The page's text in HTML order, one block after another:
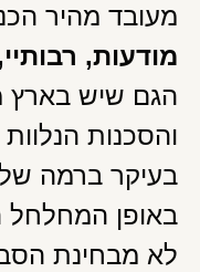
מעובד מהיר
מודעות,
הגם שיש בארץ
והסכנות
בעיקר ברמה
באופן המחלחל
לא מבחינת